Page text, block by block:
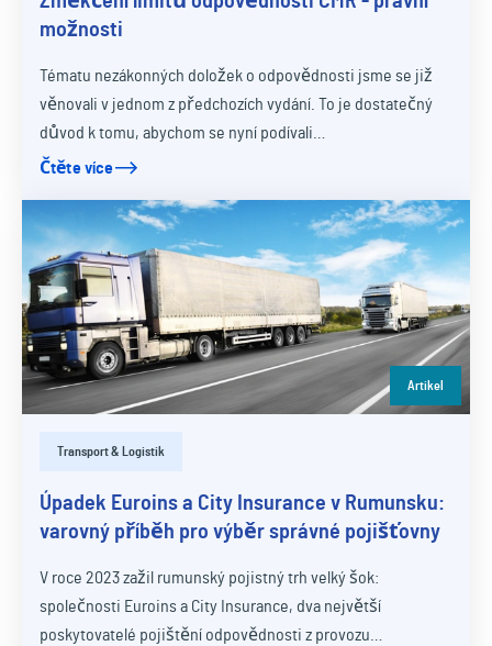
možnosti
Tématu nezákonných doložek o odpovědnosti jsme se již
věnovali v jednom z předchozích vydání. To je dostatečný
důvod k tomu, abychom se nyní podívali…
Čtěte více
Artikel
Transport & Logistik
Úpadek Euroins a City Insurance v Rumunsku:
varovný příběh pro výběr správné pojišťovny
V roce 2023 zažil rumunský pojistný trh velký šok:
společnosti Euroins a City Insurance, dva největší
poskytovatelé pojištění odpovědnosti z provozu…